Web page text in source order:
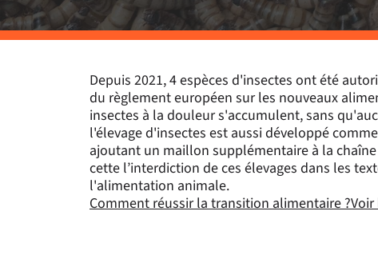
Depuis 2021, 4 espèces d'insectes ont été
du règlement européen sur les nouveaux
insectes à la douleur s'accumulent, sans
l'élevage d'insectes est aussi développé
ajoutant un maillon supplémentaire à la
cette l’interdiction de ces élevages dans les
l'alimentation animale.
Comment réussir la transition alimentaire ?